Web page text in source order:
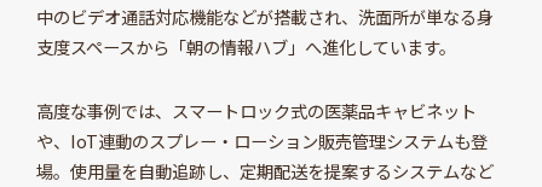
中のビデオ通話対応機能などが搭載され、洗面所が単なる身
支度スペースから「朝の情報ハブ」へ進化しています。
高度な事例では、スマートロック式の医薬品キャビネット
や、IoT連動のスプレー・ローション販売管理システムも登
場。使用量を自動追跡し、定期配送を提案するシステムなど